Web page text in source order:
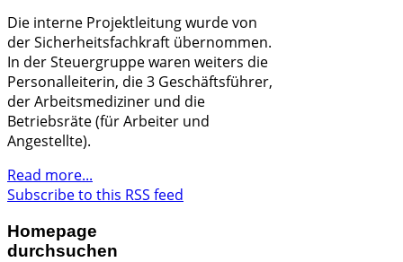
Die interne Projektleitung wurde von
der Sicherheitsfachkraft übernommen.
In der Steuergruppe waren weiters die
Personalleiterin, die 3 Geschäftsführer,
der Arbeitsmediziner und die
Betriebsräte (für Arbeiter und
Angestellte).
Read more...
Subscribe to this RSS feed
Homepage
durchsuchen